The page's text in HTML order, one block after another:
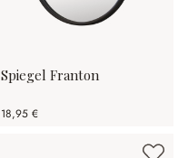
Spiegel Franton
18,95 €